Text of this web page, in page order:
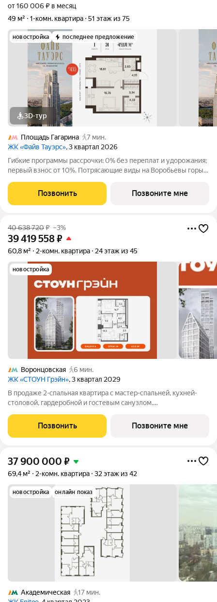
от 160 006 ₽ в месяц
49 м²
1-комн. квартира 51 этаж из 75
новостройка последнее предложение
3D-тур
Площадь Гагарина
7 мин.
ЖК «Файв Тауэрс», 3 квартал 2026
Гибкие программы рассрочки: 0% без переплат и удорожания;
первый взнос от 10%. Потрясающие виды на Воробьевы горы,
удобная эргономичная планировка Просторная прихожая с
гостевым санузлом
Позвонить Позвоните мне
40 638 720₽ –3%
39 419 558₽
60,8 м² 2-комн. квартира 24 этаж из 45
новостройка
Воронцовская
6 мин.
ЖК «СТОУН Грэйн», 3 квартал 2029
В продаже 2-спальная квартира с мастер-спальней, кухней-
столовой, гардеробной и гостевым санузлом.
выход на балкон из каждой комнаты. Квартира с 2 спальнями -
прекрасный выбор для семей с 1-2
Позвонить Позвоните мне
37 900 000 ₽
69,4 м² 2-комн. квартира 32 этаж из 42
новостройка онлайн показ
Академическая
17 мин.